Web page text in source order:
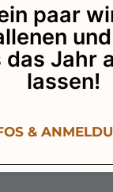
paar
Jahr
lassen!
&